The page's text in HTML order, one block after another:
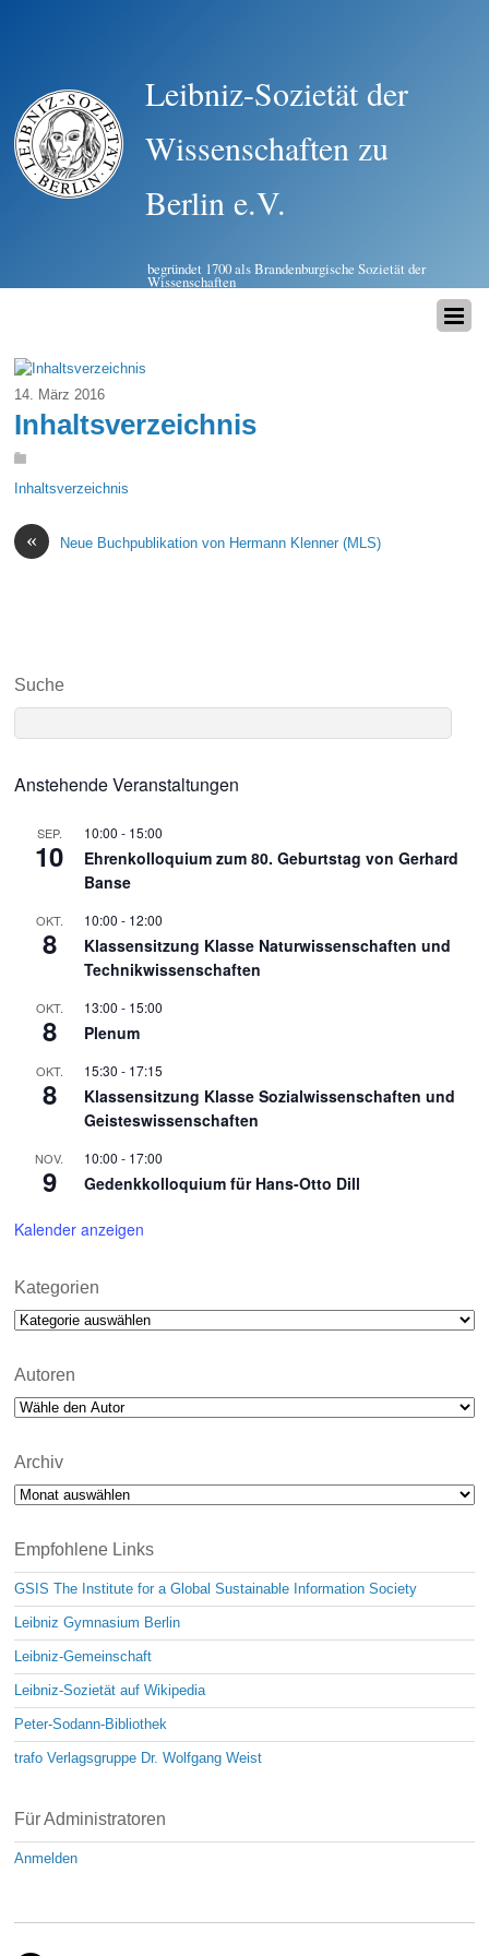
Leibniz-Sozietät der
Wissenschaften zu
Berlin e.V.
begründet 1700 als Brandenburgische Sozietät der
Wissenschaften
14. März 2016
Inhaltsverzeichnis
Inhaltsverzeichnis
« Neue Buchpublikation von Hermann Klenner (MLS)
Suche
Anstehende Veranstaltungen
SEP.
10
10:00 - 15:00
Ehrenkolloquium zum 80. Geburtstag von Gerhard
Banse
OKT.
8
10:00 - 12:00
Klassensitzung Klasse Naturwissenschaften und
Technikwissenschaften
OKT.
8
13:00 - 15:00
Plenum
OKT.
8
15:30 - 17:15
Klassensitzung Klasse Sozialwissenschaften und
Geisteswissenschaften
NOV.
9
10:00 - 17:00
Gedenkkolloquium für Hans-Otto Dill
Kalender anzeigen
Kategorien
Kategorien
Autoren
Archiv
Archiv
Empfohlene Links
GSIS The Institute for a Global Sustainable Information Society
Leibniz Gymnasium Berlin
Leibniz-Gemeinschaft
Leibniz-Sozietät auf Wikipedia
Peter-Sodann-Bibliothek
trafo Verlagsgruppe Dr. Wolfgang Weist
Für Administratoren
Anmelden